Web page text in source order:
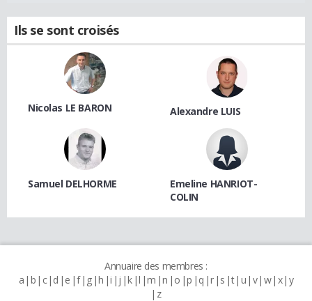
Ils se sont croisés
Nicolas LE BARON Alexandre LUIS
Samuel DELHORME
Emeline HANRIOT-
COLIN
Annuaire des membres :
a b c d e f g h i j k l m n o p q r s t u v w x y
z